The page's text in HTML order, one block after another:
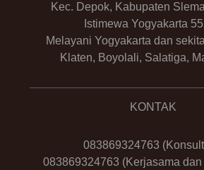
Kec. Depok, Kabupaten
Istimewa Yogyakarta
Melayani Yogyakarta dan
Klaten, Boyolali, Salatiga,
KONTAK
083869324763
083869324763 (Kerjasama